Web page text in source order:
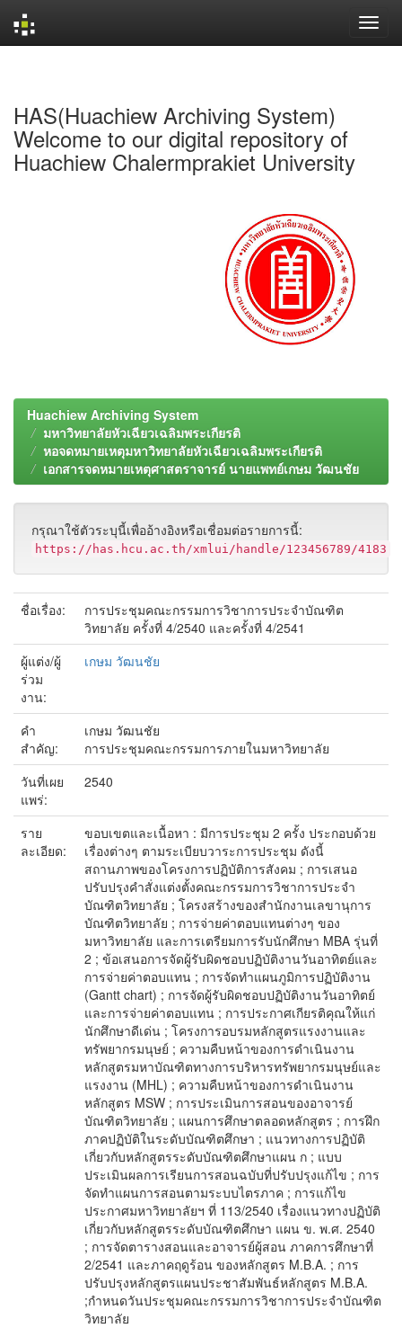
HAS(Huachiew Archiving System)
Welcome to our digital repository of
Huachiew Chalermprakiet University
Huachiew Archiving System
มหาวิทยาลัยหัวเฉียวเฉลิมพระเกียรติ
หอจดหมายเหตุมหาวิทยาลัยหัวเฉียวเฉลิมพระเกียรติ
เอกสารจดหมายเหตุศาสตราจารย์ นายแพทย์เกษม วัฒนชัย
กรุณาใช้ตัวระบุนี้เพื่ออ้างอิงหรือเชื่อมต่อรายการนี้:
https://has.hcu.ac.th/xmlui/handle/123456789/4183
ชื่อเรื่อง:
การประชุมคณะกรรมการวิชาการประจำบัณฑิต
วิทยาลัย ครั้งที่ 4/2540 และครั้งที่ 4/2541
ผู้แต่ง/ผู้
ร่วม
งาน:
เกษม วัฒนชัย
คำ
สำคัญ:
เกษม วัฒนชัย
การประชุมคณะกรรมการภายในมหาวิทยาลัย
วันที่เผย
แพร่:
2540
ราย
ละเอียด:
ขอบเขตและเนื้อหา : มีการประชุม 2 ครั้ง ประกอบด้วย
เรื่องต่างๆ ตามระเบียบวาระการประชุม ดังนี้
สถานภาพของโครงการปฏิบัติการสังคม ; การเสนอ
ปรับปรุงคำสั่งแต่งตั้งคณะกรรมการวิชาการประจำ
บัณฑิตวิทยาลัย ; โครงสร้างของสำนักงานเลขานุการ
บัณฑิตวิทยาลัย ; การจ่ายค่าตอบแทนต่างๆ ของ
มหาวิทยาลัย และการเตรียมการรับนักศึกษา MBA รุ่นที่
2 ; ข้อเสนอการจัดผู้รับผิดชอบปฏิบัติงานวันอาทิตย์และ
การจ่ายค่าตอบแทน ; การจัดทำแผนภูมิการปฏิบัติงาน
(Gantt chart) ; การจัดผู้รับผิดชอบปฏิบัติงานวันอาทิตย์
และการจ่ายค่าตอบแทน ; การประกาศเกียรติคุณให้แก่
นักศึกษาดีเด่น ; โครงการอบรมหลักสูตรแรงงานและ
ทรัพยากรมนุษย์ ; ความคืบหน้าของการดำเนินงาน
หลักสูตรมหาบัณฑิตทางการบริหารทรัพยากรมนุษย์และ
แรงงาน (MHL) ; ความคืบหน้าของการดำเนินงาน
หลักสูตร MSW ; การประเมินการสอนของอาจารย์
บัณฑิตวิทยาลัย ; แผนการศึกษาตลอดหลักสูตร ; การฝึก
ภาคปฏิบัติในระดับบัณฑิตศึกษา ; แนวทางการปฏิบัติ
เกี่ยวกับหลักสูตรระดับบัณฑิตศึกษาแผน ก ; แบบ
ประเมินผลการเรียนการสอนฉบับที่ปรับปรุงแก้ไข ; การ
จัดทำแผนการสอนตามระบบไตรภาค ; การแก้ไข
ประกาศมหาวิทยาลัยฯ ที่ 113/2540 เรื่องแนวทางปฏิบัติ
เกี่ยวกับหลักสูตรระดับบัณฑิตศึกษา แผน ข. พ.ศ. 2540
; การจัดตารางสอนและอาจารย์ผู้สอน ภาคการศึกษาที่
2/2541 และภาคฤดูร้อน ของหลักสูตร M.B.A. ; การ
ปรับปรุงหลักสูตรแผนประชาสัมพันธ์หลักสูตร M.B.A.
;กำหนดวันประชุมคณะกรรมการวิชาการประจำบัณฑิต
วิทยาลัย